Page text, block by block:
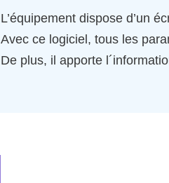
L’équipement dispose d’un
Avec ce logiciel, tous les
De plus, il apporte